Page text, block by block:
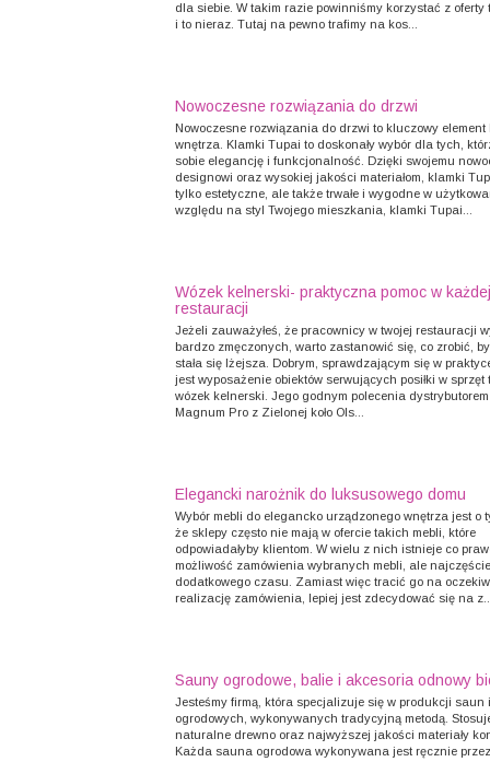
dla siebie. W takim razie powinniśmy korzystać z oferty
i to nieraz. Tutaj na pewno trafimy na kos...
Nowoczesne rozwiązania do drzwi
Nowoczesne rozwiązania do drzwi to kluczowy element
wnętrza. Klamki Tupai to doskonały wybór dla tych,
sobie elegancję i funkcjonalność. Dzięki swojemu
designowi oraz wysokiej jakości materiałom, klamki
tylko estetyczne, ale także trwałe i wygodne w
względu na styl Twojego mieszkania, klamki Tupai...
Wózek kelnerski- praktyczna pomoc w każdej
restauracji
Jeżeli zauważyłeś, że pracownicy w twojej restauracji
bardzo zmęczonych, warto zastanowić się, co zrobić,
stała się lżejsza. Dobrym, sprawdzającym się w
jest wyposażenie obiektów serwujących posiłki w sprzęt
wózek kelnerski. Jego godnym polecenia
Magnum Pro z Zielonej koło Ols...
Elegancki narożnik do luksusowego domu
Wybór mebli do elegancko urządzonego wnętrza jest o
że sklepy często nie mają w ofercie takich mebli, które
odpowiadałyby klientom. W wielu z nich istnieje co
możliwość zamówienia wybranych mebli, ale
dodatkowego czasu. Zamiast więc tracić go na
realizację zamówienia, lepiej jest zdecydować się na
Sauny ogrodowe, balie i akcesoria odnowy
Jesteśmy firmą, która specjalizuje się w produkcji saun
ogrodowych, wykonywanych tradycyjną metodą.
naturalne drewno oraz najwyższej jakości materiały
Każda sauna ogrodowa wykonywana jest ręcznie